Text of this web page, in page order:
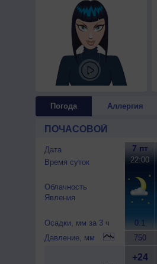
Погода Аллергия
ПОЧАСОВОЙ
Дата
Время суток
Облачность
Явления
Осадки, мм за 3 ч
Давление, мм
7 пт
22:00
0.1
750
+24